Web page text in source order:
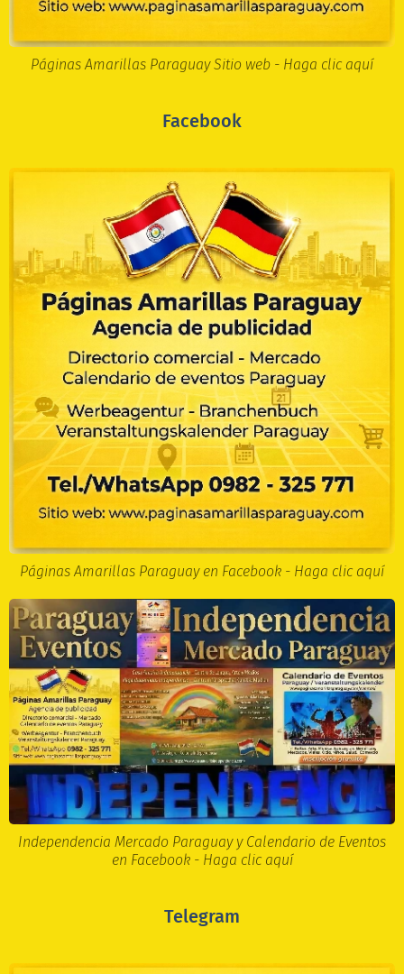
Páginas Amarillas Paraguay Sitio web - Haga clic aquí
Facebook
Páginas Amarillas Paraguay en Facebook - Haga clic aquí
Independencia Mercado Paraguay y Calendario de Eventos
en Facebook - Haga clic aquí
Telegram